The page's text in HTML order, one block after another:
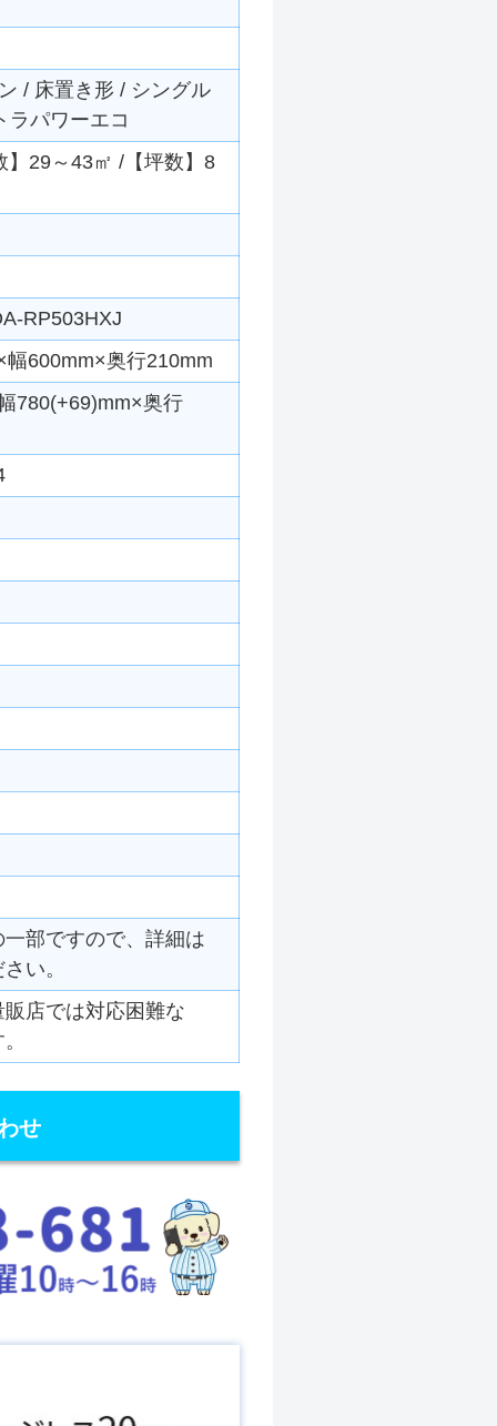
/ 床置き形 / シングル
ラパワーエコ
29～43㎡ /【坪数】8
RP503HXJ
600mm×奥行210mm
780(+69)mm×奥行
部ですので、詳細は
い。
店では対応困難な
せ